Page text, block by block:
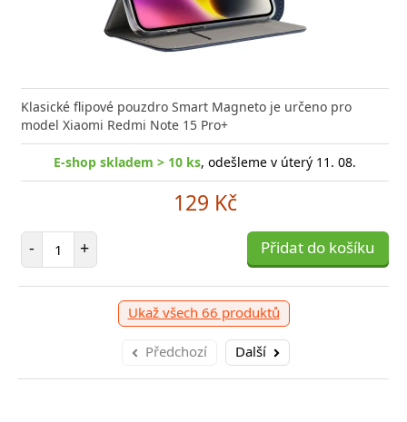
Klasické flipové pouzdro Smart Magneto je určeno pro
model Xiaomi Redmi Note 15 Pro+
E-shop skladem > 10 ks, odešleme v úterý 11. 08.
129 Kč
- Počet položek
+ Přidat do košíku
Ukaž všech 66 produktů
Předchozí Další